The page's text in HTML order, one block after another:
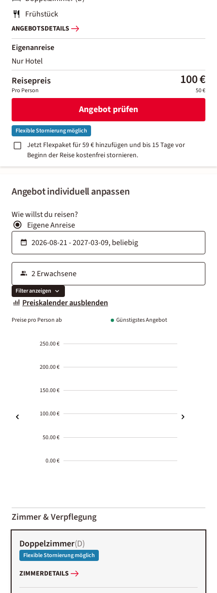
Angebot individuell anpassen
Wie willst du reisen?
Eigene Anreise
Filter anzeigen
Preiskalender ausblenden
Preise pro Person ab Günstigstes Angebot
250.00 €
200.00 €
150.00 €
100.00 €
50.00 €
0.00 €
01-02
Zimmer & Verpflegung
Doppelzimmer(D)
Flexible Stornierung möglich
ZIMMERDETAILS
Frühstück
ANGEBOTSDETAILS
Eigenanreise
Nur Hotel
Reisepreis 100 €
Pro Person 50 €
Angebot prüfen
Flexible Stornierung möglich
Jetzt Flexpaket für 59 € hinzufügen und bis 15 Tage vor
Beginn der Reise kostenfrei stornieren.